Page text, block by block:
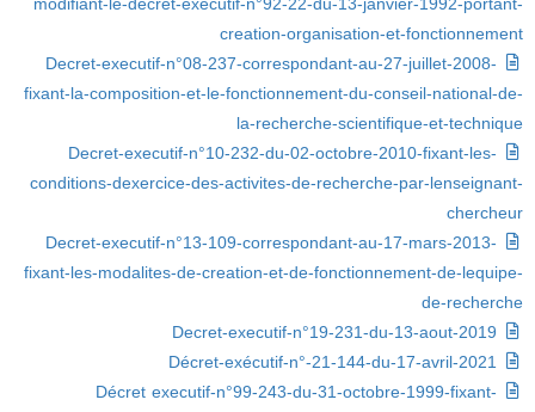
creation-organisation-et-fonctionnement
Decret-executif-n°08-237-correspondant-au-27-juillet-2008-
fixant-la-composition-et-le-fonctionnement-du-conseil-national-de-
la-recherche-scientifique-et-technique
Decret-executif-n°10-232-du-02-octobre-2010-fixant-les-
conditions-dexercice-des-activites-de-recherche-par-lenseignant-
chercheur
Decret-executif-n°13-109-correspondant-au-17-mars-2013-
fixant-les-modalites-de-creation-et-de-fonctionnement-de-lequipe-
de-recherche
Décret executif-n°99-243-du-31-octobre-1999-fixant-